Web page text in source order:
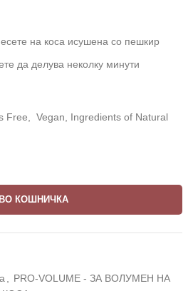
на коса исушена со пешкир
да делува неколку минути
Free, Vegan, Ingredients of Natural
ВО КОШНИЧКА
, PRO-VOLUME - ЗА ВОЛУМЕН НА